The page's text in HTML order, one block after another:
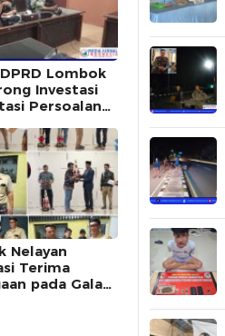
Lombok
Investasi
Persoalan
Nelayan
Terima
pada Gala